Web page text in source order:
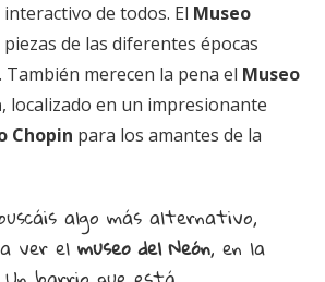
interactivo de todos. El Museo
de las diferentes épocas
También merecen la pena el Museo
, localizado en un impresionante
Chopin para los amantes de la
algo más alternativo,
ver el museo del Neón, en la